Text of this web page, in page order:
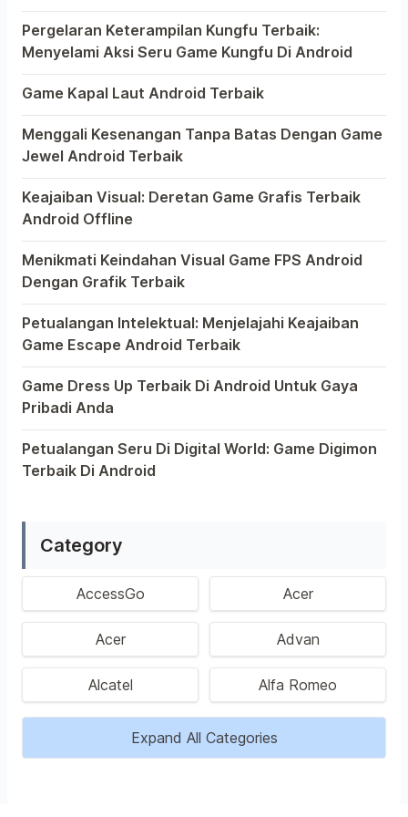
Anda
Bermain game di platform Android telah menjadi bagian
Pergelaran Keterampilan Kungfu Terbaik:
Menyelami Aksi Seru Game Kungfu Di Android
Dunia game selalu menawarkan pengalaman yang
Game Kapal Laut Android Terbaik
Di dunia game Android yang kaya dengan berbagai
Menggali Kesenangan Tanpa Batas Dengan Game
Jewel Android Terbaik
Dalam hiruk-pikuk dunia game Android, ada satu genre
Keajaiban Visual: Deretan Game Grafis Terbaik
Android Offline
Ponsel pintar telah mengubah cara kita bermain game,
Menikmati Keindahan Visual Game FPS Android
Dengan Grafik Terbaik
Semakin berkembangnya teknologi di era digital saat
Petualangan Intelektual: Menjelajahi Keajaiban
Game Escape Android Terbaik
Dalam dunia game Android, genre escape telah
Game Dress Up Terbaik Di Android Untuk Gaya
Pribadi Anda
Saat ini, platform Android telah menjadi wadah
Petualangan Seru Di Digital World: Game Digimon
Terbaik Di Android
Category
AccessGo Acer
Acer Advan
Alcatel Alfa Romeo
Expand All Categories